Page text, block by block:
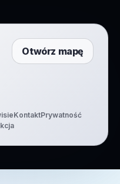
Otwórz mapę
KontaktPrywatność